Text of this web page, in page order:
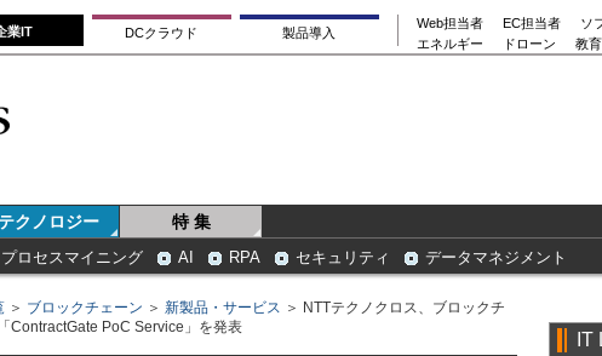
業IT DCクラウド 製品導入
Web担当者 EC担当者
ソ
エネルギー
ドローン 教
テクノロジー 特 集
プロセスマイニング AI RPA セキュリティ データマネジメント
＞ ブロックチェーン ＞ 新製品・サービス ＞ NTTテクノクロス、ブロックチ
ContractGate PoC Service」を発表
IT